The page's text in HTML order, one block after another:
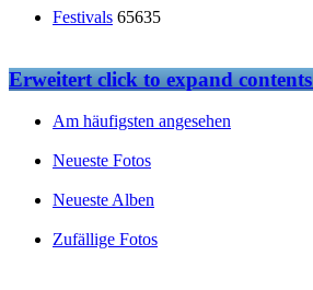
Festivals 65635
Erweitertclick to expand contents
Am häufigsten angesehen
Neueste Fotos
Neueste Alben
Zufällige Fotos